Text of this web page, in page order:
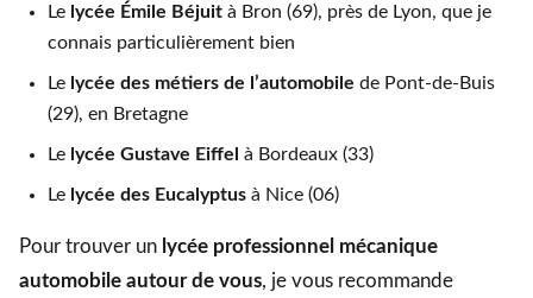
Le lycée Émile Béjuit à Bron (69), près de Lyon, que je
connais particulièrement bien
Le lycée des métiers de l’automobile de Pont-de-Buis
(29), en Bretagne
Le lycée Gustave Eiffel à Bordeaux (33)
Le lycée des Eucalyptus à Nice (06)
Pour trouver un lycée professionnel mécanique
automobile autour de vous, je vous recommande